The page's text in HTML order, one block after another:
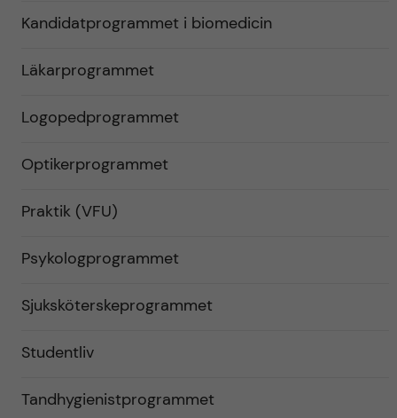
Kandidatprogrammet i biomedicin
Läkarprogrammet
Logopedprogrammet
Optikerprogrammet
Praktik (VFU)
Psykologprogrammet
Sjuksköterskeprogrammet
Studentliv
Tandhygienistprogrammet